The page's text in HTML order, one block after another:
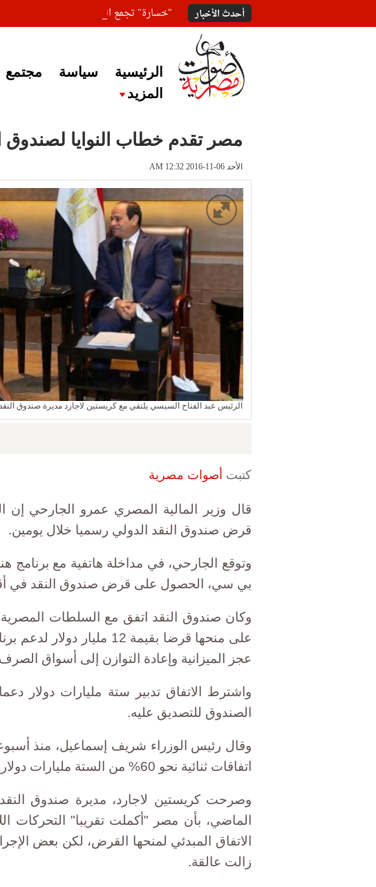
أحدث الأخبار "خسارة" تجمع المعلقين على خبر إغلاق
الرئيسية سياسة مجتمع
المزيد
مصر تقدم خطاب النوايا لصندوق
الأحد 06-11-2016 AM 12:32
الرئيس عبد الفتاح السيسي يلتقي مع كريستين لاجارد مديرة صندوق النقد في هانجشو الصينية 3
كتبت أصوات مصرية
قال وزير المالية المصري عمرو الجارحي
قرض صندوق النقد الدولي رسميا خلال يومين.
وتوقع الجارحي، في مداخلة هاتفية مع
بي سي، الحصول على قرض صندوق النقد في
وكان صندوق النقد اتفق مع السلطات
على منحها قرضا بقيمة 12
عجز الميزانية وإعادة التوازن إلى أسواق
واشترط الاتفاق تدبير ستة مليارات دولار
الصندوق للتصديق عليه.
وقال رئيس الوزراء شريف إسماعيل، منذ
اتفاقات ثنائية نحو 60% من الستة مليارات دولار المشار إليها.
وصرحت كريستين لاجارد، مديرة صندوق
الماضي، بأن مصر "أكملت تقريبا" التحركات
الاتفاق المبدئي لمنحها القرض، لكن بعض
زالت عالقة.